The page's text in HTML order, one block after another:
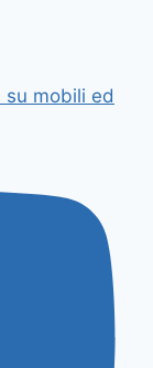
su mobili ed